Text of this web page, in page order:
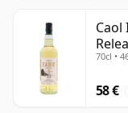
Caol
70cl •
58 €